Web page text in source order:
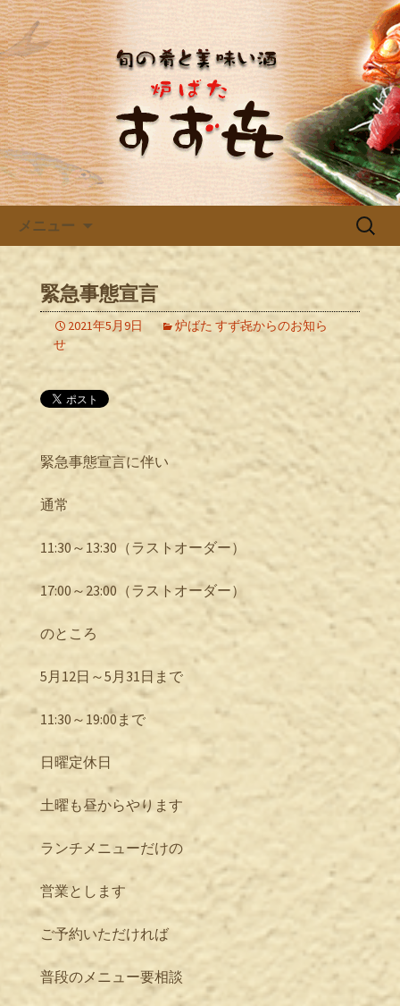
三河豊田で宴会、飲み会なら居
酒屋「炉ばた すず㐂」のブロ
グ
三河豊田の居酒屋「炉ばた すず㐂」の
ブログです。新着情報をお知らせして
いきます。
メニュー
検
緊急事態宣言
2021年5月9日
炉ばた すず㐂からのお知ら
せ
緊急事態宣言に伴い
通常
11:30～13:30（ラストオーダー）
17:00～23:00（ラストオーダー）
のところ
5月12日～5月31日まで
11:30～19:00まで
日曜定休日
土曜も昼からやります
ランチメニューだけの
営業とします
ご予約いただければ
普段のメニュー要相談